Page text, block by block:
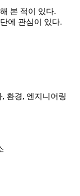
본 적이 있다.
에 관심이 있다.
환경, 엔지니어링